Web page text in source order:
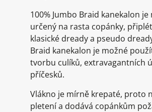
100% Jumbo Braid kanekalon
určený na rasta copánky,
klasické dready a pseudo
Braid kanekalon je možné
tvorbu culíků, extravagantních
příčesků.
Vlákno je mírně krepaté, proto
pletení a dodává copánkům